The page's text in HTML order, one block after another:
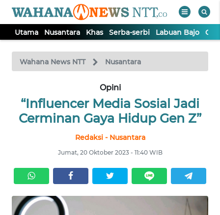
Utama Nusantara Khas Serba-serbi Labuan Bajo
Wahana News NTT Nusantara
Opini
“Influencer Media Sosial Jadi
Cerminan Gaya Hidup Gen Z”
Redaksi - Nusantara
Jumat, 20 Oktober 2023 - 11:40 WIB
TV
Tutup
NUSANTARA
SERBA-
SERBI
LABUAN